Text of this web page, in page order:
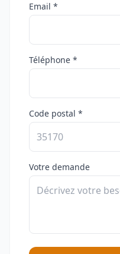
Email *
Téléphone *
Code postal *
Votre demande